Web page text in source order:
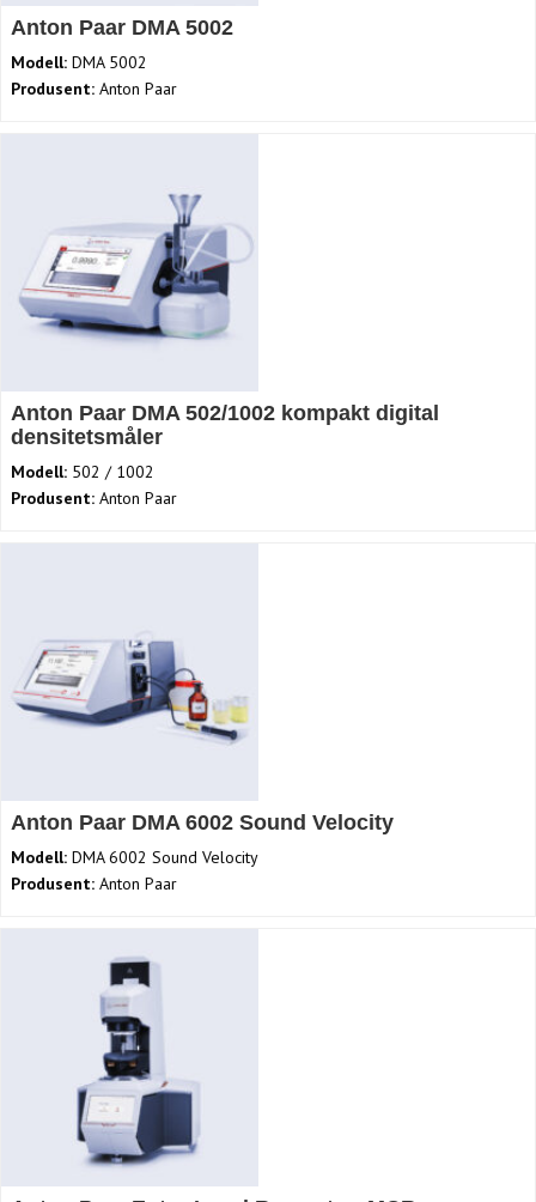
Anton Paar DMA 5002
Modell: DMA 5002
Produsent: Anton Paar
Anton Paar DMA 502/1002 kompakt digital
densitetsmåler
Modell: 502 / 1002
Produsent: Anton Paar
Anton Paar DMA 6002 Sound Velocity
Modell: DMA 6002 Sound Velocity
Produsent: Anton Paar